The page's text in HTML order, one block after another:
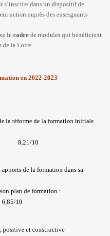
s’inscrire dans un dispositif de
action auprès des enseignants
le cadre de modules qui bénéficient
de la Loire.
en 2022-2023
la réforme de la formation initiale
de certification
10
de la formation dans sa
de son plan de formation :
10
positive et constructive